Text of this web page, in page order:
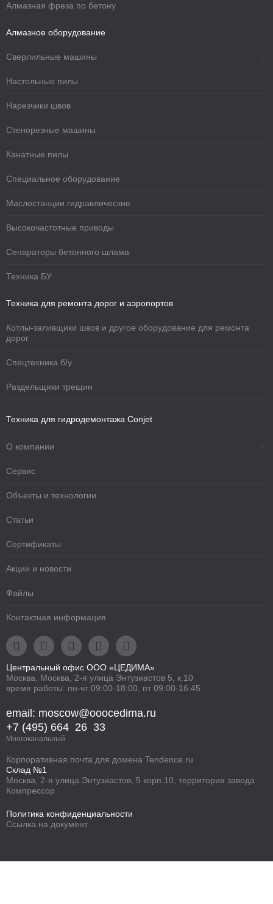
Алмазная фреза по бетону
Алмазное оборудование
Сверлильные машины
Настольные пилы
Нарезчики швов
Стенорезные машины
Канатные пилы
Специальное оборудование
Маслостанции гидравлические
Высокочастотные приводы
Сепараторы бетонного шлама
Техника БУ
Техника для ремонта дорог и аэропортов
Котлы-заливщики швов и другое оборудование для ремонта
дорог
Спецтехника б/у
Раздельщики трещин
Техника для гидродемонтажа Conjet
О компании
Сервис
Объекты и технологии
Статьи
Сертификаты
Акции и новости
Файлы
Контактная информация
    
Центральный офис ООО «ЦЕДИМА»
Москва, Москва, 2-я улица Энтузиастов 5, к.10
время работы: пн-чт 09:00-18:00, пт 09:00-16:45
email: moscow@ooocedima.ru
+7 (495) 664 26 33
Многоканальный
Корпоративная почта для домена Tendence.ru
Склад №1
Москва, 2-я улица Энтузиастов, 5 корп.10, территория завода
Компрессор
Политика конфиденциальности
Ссылка на документ